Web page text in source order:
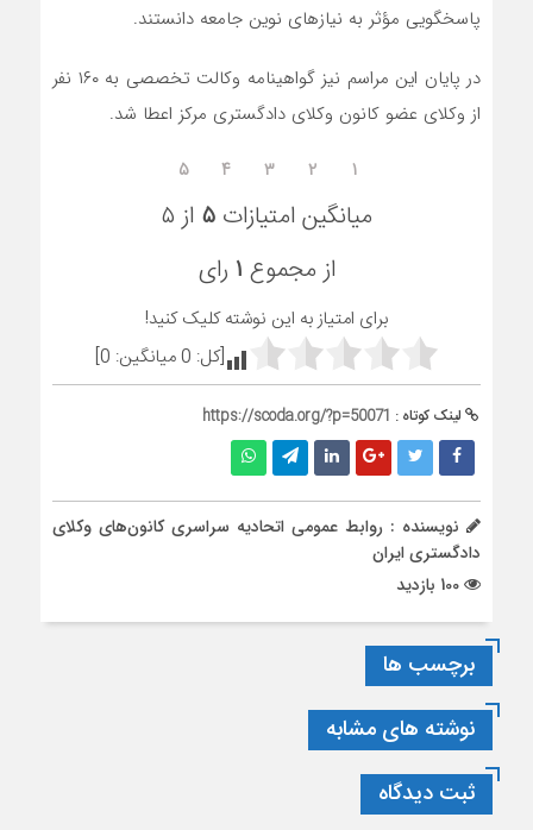
پاسخگویی مؤثر به نیاز‌های نوین جامعه دانستند.
در پایان این مراسم نیز گواهینامه وکالت تخصصی به ۱۶۰ نفر
از وکلای عضو کانون وکلای دادگستری مرکز اعطا شد.
۱ ۲ ۳ ۴ ۵
میانگین امتیازات ۵ از ۵
از مجموع ۱ رای
برای امتیاز به این نوشته کلیک کنید!
[کل: 0میانگین: 0
]
لینک کوتاه : https://scoda.org/?p=50071
نویسنده : روابط عمومی اتحادیه سراسری کانون‌های وکلای
دادگستری ایران
برچسب ها
نوشته های مشابه
ثبت دیدگاه